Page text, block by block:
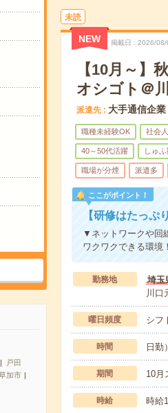
戸田
加市
未読
NEW 掲載日 2026/08/
【10月～】
オシゴト＠
派遣先 大手通信企業
職種未経験OK 社会
40～50代活躍 しゅ
職場が分煙 派遣多
ここがポイント！
【研修はたっぷ
▼ネットワークや回
ワクワクできる環境
勤務地
埼玉
川口
曜日頻度 シフ
時間 日勤
期間 10月
時給 時給